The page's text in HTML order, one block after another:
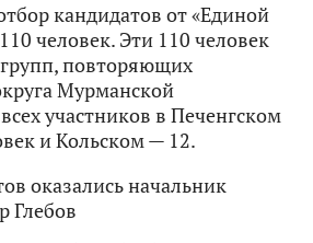
кандидатов от «Единой
человек. Эти 110 человек
повторяющих
Мурманской
участников в Печенгском
и Кольском — 12.
оказались начальник
Глебов